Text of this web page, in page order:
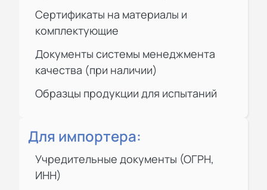
Сертификаты на материалы и
комплектующие
Документы системы менеджмента
качества (при наличии)
Образцы продукции для испытаний
Для импортера:
Учредительные документы (ОГРН,
ИНН)